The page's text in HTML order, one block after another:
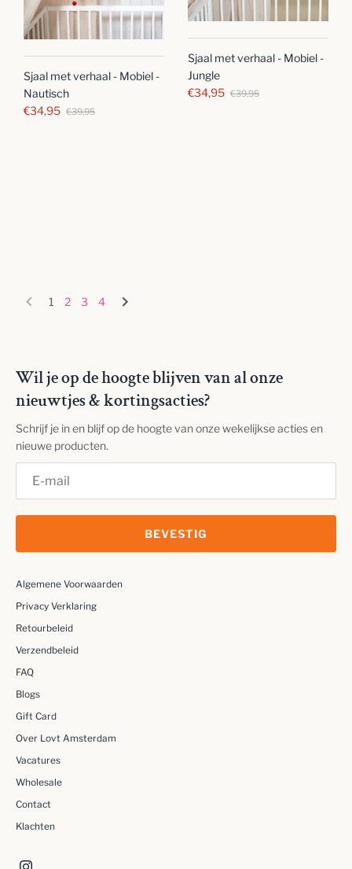
Sjaal met verhaal - Mobiel -
Jungle
€34,95 €39,95
Sjaal met verhaal - Mobiel -
Nautisch
€34,95 €39,95
1 2 3 4
Wil je op de hoogte blijven van al onze
nieuwtjes & kortingsacties?
Schrijf je in en blijf op de hoogte van onze wekelijkse acties en
nieuwe producten.
BEVESTIG
Algemene Voorwaarden
Privacy Verklaring
Retourbeleid
Verzendbeleid
FAQ
Blogs
Gift Card
Over Lovt Amsterdam
Vacatures
Wholesale
Contact
Klachten